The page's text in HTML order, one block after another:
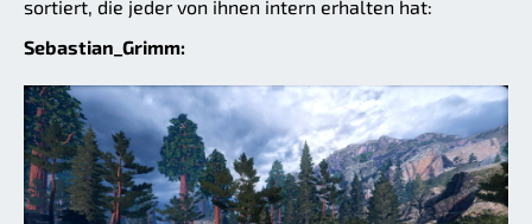
sortiert, die jeder von ihnen intern erhalten hat:
Sebastian_Grimm: